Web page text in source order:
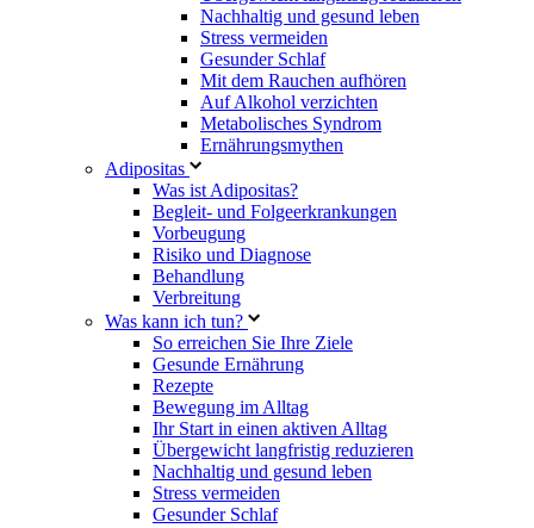
Nachhaltig und gesund leben
Stress vermeiden
Gesunder Schlaf
Mit dem Rauchen aufhören
Auf Alkohol verzichten
Metabolisches Syndrom
Ernährungsmythen
Adipositas
Was ist Adipositas?
Begleit- und Folgeerkrankungen
Vorbeugung
Risiko und Diagnose
Behandlung
Verbreitung
Was kann ich tun?
So erreichen Sie Ihre Ziele
Gesunde Ernährung
Rezepte
Bewegung im Alltag
Ihr Start in einen aktiven Alltag
Übergewicht langfristig reduzieren
Nachhaltig und gesund leben
Stress vermeiden
Gesunder Schlaf